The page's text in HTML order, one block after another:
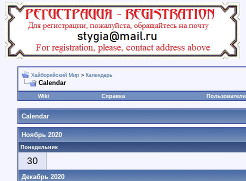
Хайборийский Мир > Календарь
Calendar
Wiki
Справка Пользователи
Calendar
Ноябрь 2020
Понедельник
30
Декабрь 2020